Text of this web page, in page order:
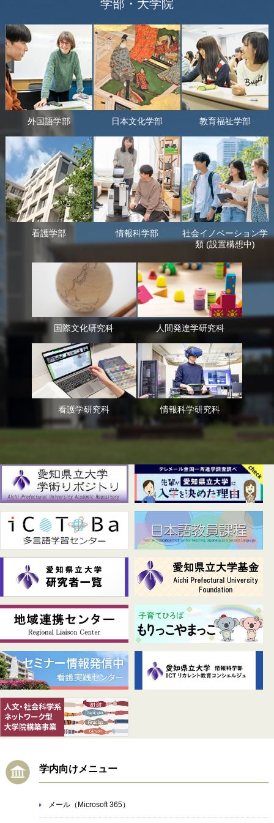
学部・大学院
外国語学部 日本文化学部 教育福祉学部
看護学部 情報科学部 社会イノベーション学
類 (設置構想中)
国際文化研究科 人間発達学研究科
看護学研究科 情報科学研究科
学内向けメニュー
メール（Microsoft 365）